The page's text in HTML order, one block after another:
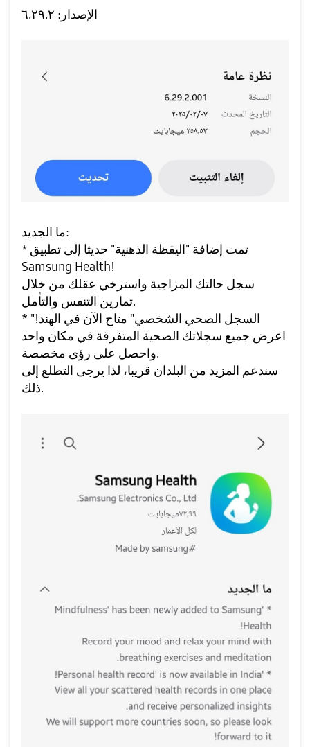
الإصدار: ٦.٢٩.٢
ما الجديد:
* تمت إضافة "اليقظة الذهنية" حديثا إلى تطبيق
Samsung Health!
سجل حالتك المزاجية واسترخي عقلك من خلال
تمارين التنفس والتأمل.
* "السجل الصحي الشخصي" متاح الآن في الهند!
اعرض جميع سجلاتك الصحية المتفرقة في مكان واحد
واحصل على رؤى مخصصة.
سندعم المزيد من البلدان قريبا، لذا يرجى التطلع إلى
ذلك.